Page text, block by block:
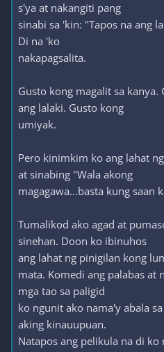
s'ya at nakangiti pang
sinabi sa 'kin: "Tapos na ang
Di na 'ko
nakapagsalita.
Gusto kong magalit sa kanya.
ang lalaki. Gusto kong
umiyak.
Pero kinimkim ko ang lahat
at sinabing "Wala akong
magagawa...basta kung saan
Tumalikod ako agad at
sinehan. Doon ko ibinuhos
ang lahat ng pinigilan kong
mata. Komedi ang palabas at
mga tao sa paligid
ko ngunit ako nama'y abala
aking kinauupuan.
Natapos ang pelikula na di